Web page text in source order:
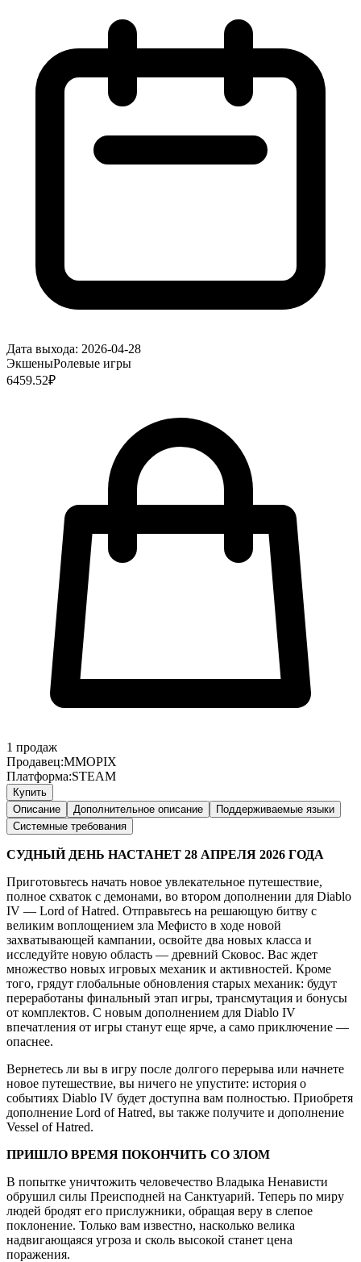
Дата выхода: 2026-04-28
ЭкшеныРолевые игры
6459.52₽
1 продаж
Продавец:MMOPIX
Платформа:STEAM
Купить
Описание
Дополнительное описание
Поддерживаемые языки
Системные требования
СУДНЫЙ ДЕНЬ НАСТАНЕТ 28 АПРЕЛЯ 2026 ГОДА
Приготовьтесь начать новое увлекательное путешествие,
полное схваток с демонами, во втором дополнении для Diablo
IV — Lord of Hatred. Отправьтесь на решающую битву с
великим воплощением зла Мефисто в ходе новой
захватывающей кампании, освойте два новых класса и
исследуйте новую область — древний Сковос. Вас ждет
множество новых игровых механик и активностей. Кроме
того, грядут глобальные обновления старых механик: будут
переработаны финальный этап игры, трансмутация и бонусы
от комплектов. С новым дополнением для Diablo IV
впечатления от игры станут еще ярче, а само приключение —
опаснее.
Вернетесь ли вы в игру после долгого перерыва или начнете
новое путешествие, вы ничего не упустите: история о
событиях Diablo IV будет доступна вам полностью. Приобретя
дополнение Lord of Hatred, вы также получите и дополнение
Vessel of Hatred.
ПРИШЛО ВРЕМЯ ПОКОНЧИТЬ СО ЗЛОМ
В попытке уничтожить человечество Владыка Ненависти
обрушил силы Преисподней на Санктуарий. Теперь по миру
людей бродят его прислужники, обращая веру в слепое
поклонение. Только вам известно, насколько велика
надвигающаяся угроза и сколь высокой станет цена
поражения.